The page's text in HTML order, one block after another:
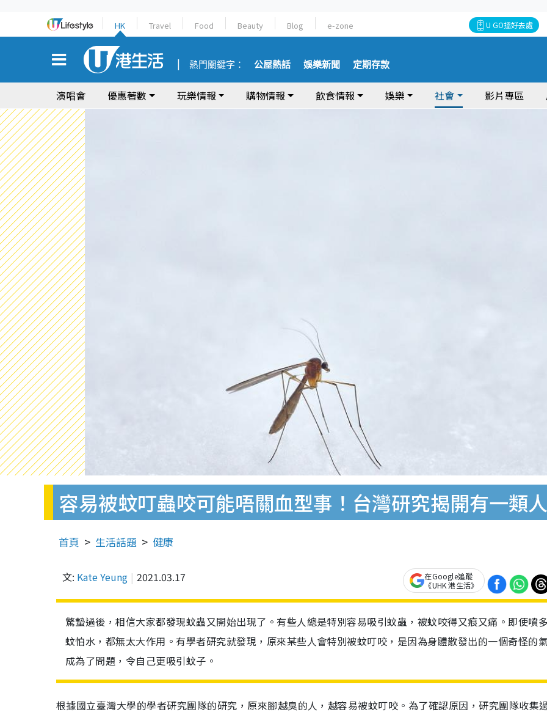
HK Travel Food Beauty Blog e-zone U GO搵好去處
熱門關鍵字： 公屋熱話 娛樂新聞 定期存款
演唱會 優惠著數 玩樂情報 購物情報 飲食情報 娛樂 社會 影片專區
容易被蚊叮蟲咬可能唔關血型事！台灣研究揭開有一類
首頁 生活話題 健康
文: Kate Yeung 2021.03.17
在Google追蹤
《UHK 港生活》
驚蟄過後，相信大家都發現蚊蟲又開始出現了。有些人總是特別容易吸引蚊蟲，被蚊咬得又痕又痛。即使噴
蚊怕水，都無太大作用。有學者研究就發現，原來某些人會特別被蚊叮咬，是因為身體散發出的一個奇怪的
成為了問題，令自己更吸引蚊子。
根據國立臺灣大學的學者研究團隊的研究，原來腳越臭的人，越容易被蚊叮咬。為了確認原因，研究團隊收集